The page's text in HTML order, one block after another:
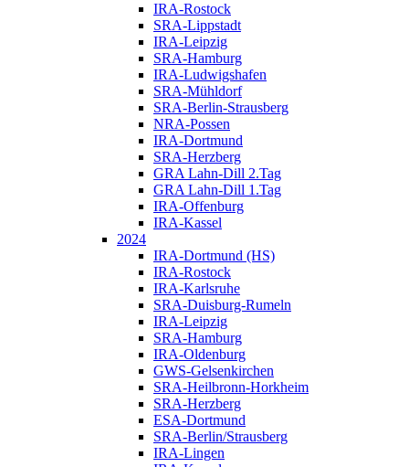
IRA-Rostock
SRA-Lippstadt
IRA-Leipzig
SRA-Hamburg
IRA-Ludwigshafen
SRA-Mühldorf
SRA-Berlin-Strausberg
NRA-Possen
IRA-Dortmund
SRA-Herzberg
GRA Lahn-Dill 2.Tag
GRA Lahn-Dill 1.Tag
IRA-Offenburg
IRA-Kassel
2024
IRA-Dortmund (HS)
IRA-Rostock
IRA-Karlsruhe
SRA-Duisburg-Rumeln
IRA-Leipzig
SRA-Hamburg
IRA-Oldenburg
GWS-Gelsenkirchen
SRA-Heilbronn-Horkheim
SRA-Herzberg
ESA-Dortmund
SRA-Berlin/Strausberg
IRA-Lingen